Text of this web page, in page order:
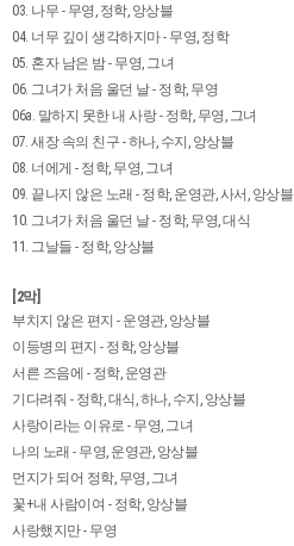
03. 나무 - 무영, 정학, 앙상블
04. 너무 깊이 생각하지마 - 무영, 정학
05. 혼자 남은 밤 - 무영, 그녀
06. 그녀가 처음 울던 날 - 정학, 무영
06a. 말하지 못한 내 사랑 - 정학, 무영, 그녀
07. 새장 속의 친구 - 하나, 수지, 앙상블
08. 너에게 - 정학, 무영, 그녀
09. 끝나지 않은 노래 - 정학, 운영관, 사서, 앙상블
10. 그녀가 처음 울던 날 - 정학, 무영, 대식
11. 그날들 - 정학, 앙상블
[2막]
부치지 않은 편지 - 운영관, 앙상블
이등병의 편지 - 정학, 앙상블
서른 즈음에 - 정학, 운영관
기다려줘 - 정학, 대식, 하나, 수지, 앙상블
사랑이라는 이유로 - 무영, 그녀
나의 노래 - 무영, 운영관, 앙상블
먼지가 되어 정학, 무영, 그녀
꽃+내 사람이여 - 정학, 앙상블
사랑했지만 - 무영